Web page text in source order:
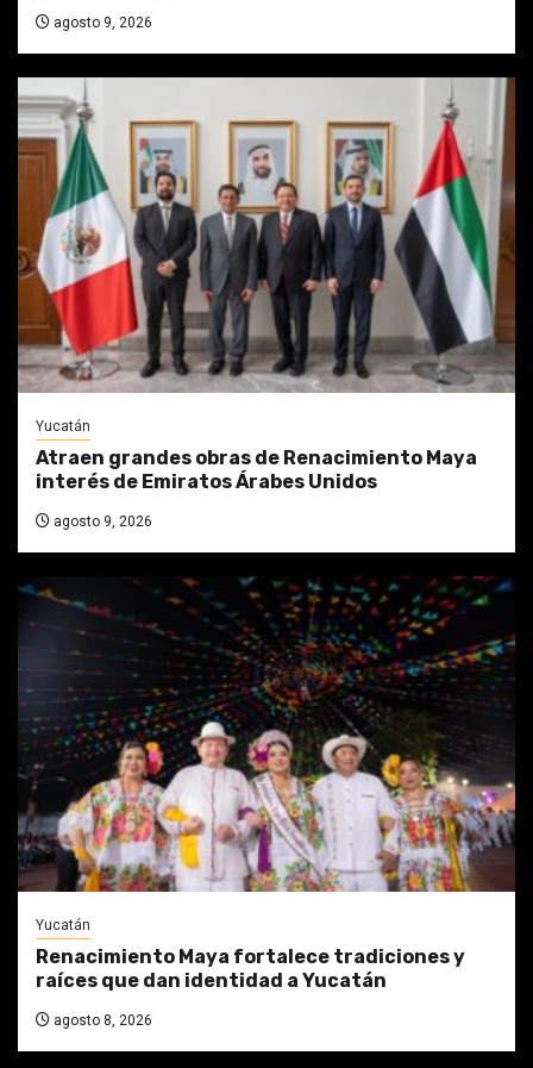
agosto 9, 2026
Yucatán
Atraen grandes obras de Renacimiento Maya
interés de Emiratos Árabes Unidos
agosto 9, 2026
Yucatán
Renacimiento Maya fortalece tradiciones y
raíces que dan identidad a Yucatán
agosto 8, 2026